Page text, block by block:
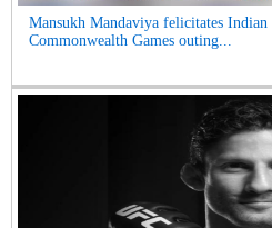
Mansukh Mandaviya felicitates
Commonwealth Games outing...